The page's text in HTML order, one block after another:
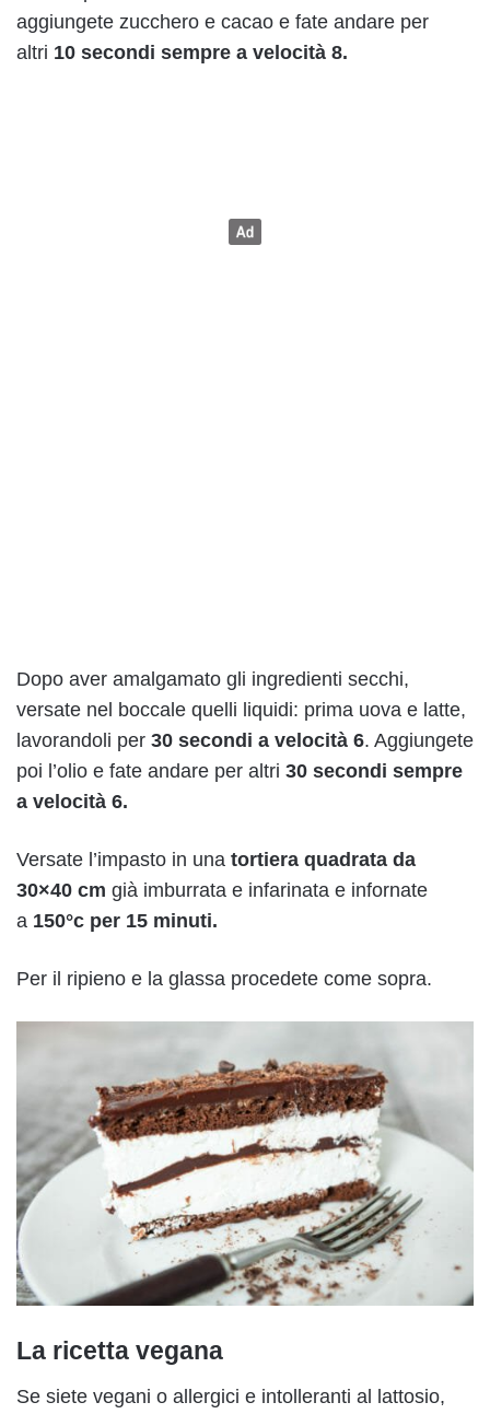
aggiungete zucchero e cacao e fate andare per
altri 10 secondi sempre a velocità 8.
Dopo aver amalgamato gli ingredienti secchi,
versate nel boccale quelli liquidi: prima uova e latte,
lavorandoli per 30 secondi a velocità 6. Aggiungete
poi l’olio e fate andare per altri 30 secondi sempre
a velocità 6.
Versate l’impasto in una tortiera quadrata da
30×40 cm già imburrata e infarinata e infornate
a 150°c per 15 minuti.
Per il ripieno e la glassa procedete come sopra.
La ricetta vegana
Se siete vegani o allergici e intolleranti al lattosio,